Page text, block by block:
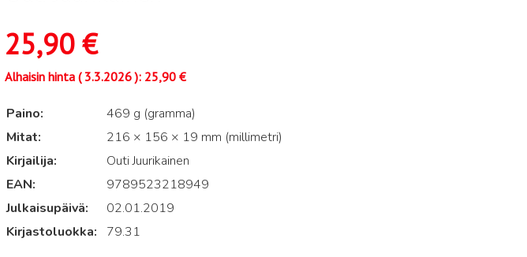
25,90€
Alhaisin hinta (3.3.2026): 25,90 €
Paino
469 g (gramma)
Mitat
216 × 156 × 19 mm (millimetri)
Kirjailija
Outi Juurikainen
EAN
9789523218949
Julkaisupäivä
02.01.2019
Kirjastoluokka
79.31